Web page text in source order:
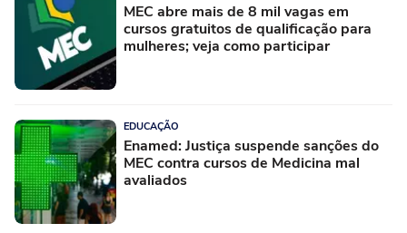
MEC abre mais de 8 mil vagas em
cursos gratuitos de qualificação para
mulheres; veja como participar
EDUCAÇÃO
Enamed: Justiça suspende sanções do
MEC contra cursos de Medicina mal
avaliados